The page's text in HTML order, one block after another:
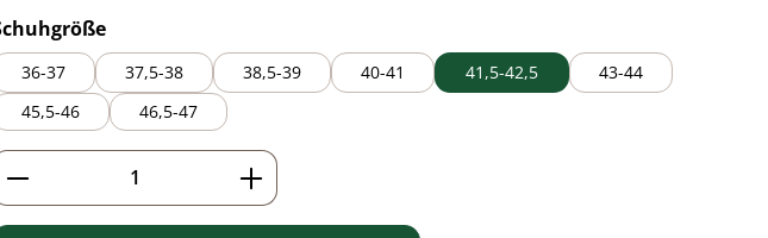
auswählen
36-37 37,5-38 38,5-39 40-41 41,5-42,5
43-44
45,5-46
46,5-47
Anzahl: Gib den gewünschten Wert ein oder